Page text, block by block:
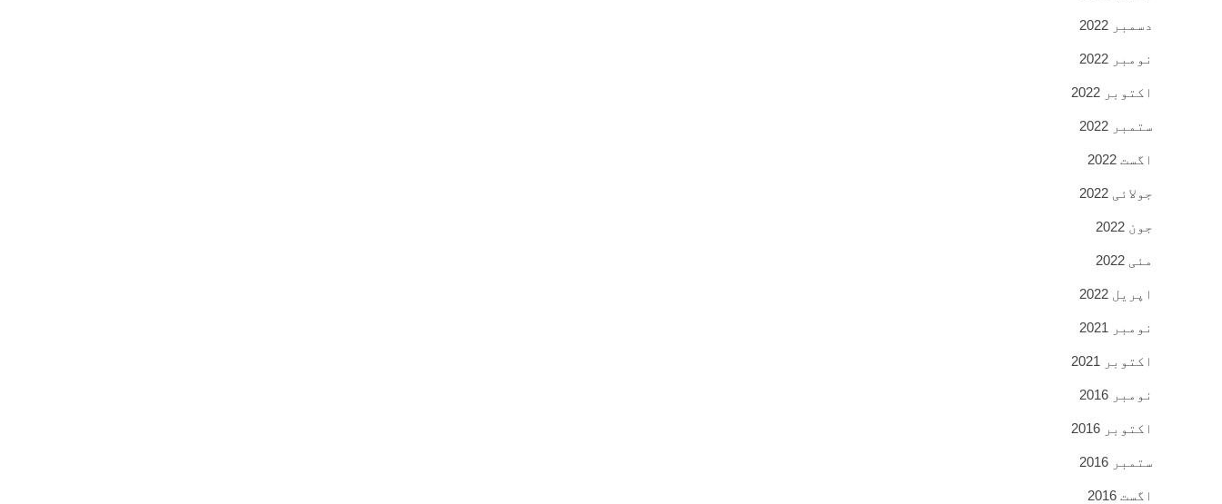
دسمبر 2022
نومبر 2022
اکتوبر 2022
ستمبر 2022
اگست 2022
جولائی 2022
جون 2022
مئی 2022
اپریل 2022
نومبر 2021
اکتوبر 2021
نومبر 2016
اکتوبر 2016
ستمبر 2016
اگست 2016